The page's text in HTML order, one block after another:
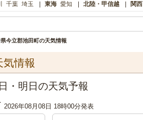
千葉 埼玉 東海 愛知 北陸・甲信越 関西
今立郡池田町の天気情報
気情報
・明日の天気予報
2026年08月08日 18時00分発表